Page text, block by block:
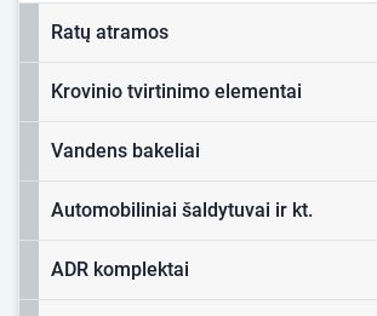
Ratų atramos
Krovinio tvirtinimo elementai
Vandens bakeliai
Automobiliniai šaldytuvai ir kt.
ADR komplektai